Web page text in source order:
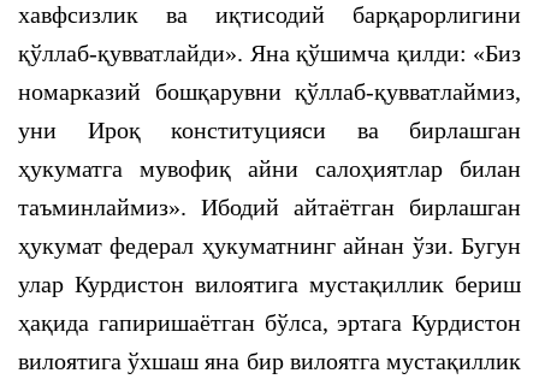
хавфсизлик ва иқтисодий барқарорлигини
қўллаб-қувватлайди». Яна қўшимча қилди: «Биз
номарказий бошқарувни қўллаб-қувватлаймиз,
уни Ироқ конституцияси ва бирлашган
ҳукуматга мувофиқ айни салоҳиятлар билан
таъминлаймиз». Ибодий айтаётган бирлашган
ҳукумат федерал ҳукуматнинг айнан ўзи. Бугун
улар Курдистон вилоятига мустақиллик бериш
ҳақида гапиришаётган бўлса, эртага Курдистон
вилоятига ўхшаш яна бир вилоятга мустақиллик